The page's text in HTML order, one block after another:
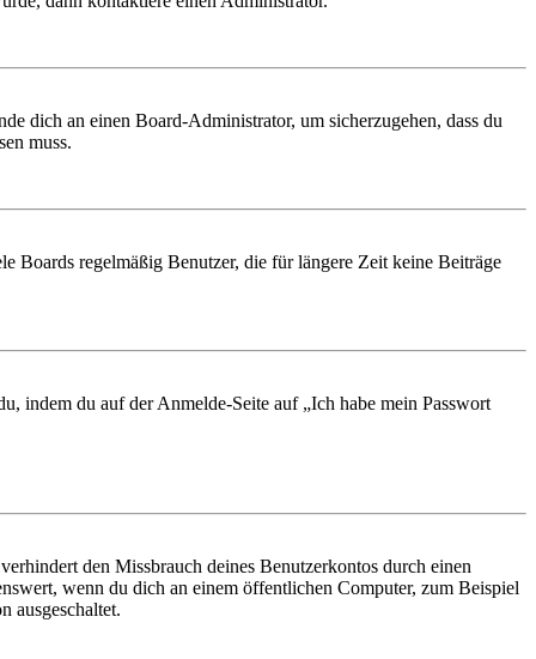
dich an einen Board-Administrator, um sicherzugehen, dass du
muss.
Boards regelmäßig Benutzer, die für längere Zeit keine Beiträge
indem du auf der Anmelde-Seite auf „Ich habe mein Passwort
den Missbrauch deines Benutzerkontos durch einen
wenn du dich an einem öffentlichen Computer, zum Beispiel
ausgeschaltet.